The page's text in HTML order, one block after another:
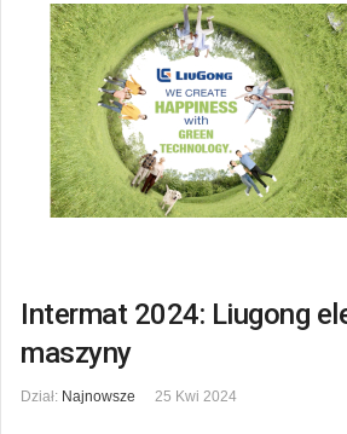
Intermat 2024: Liugong
maszyny
Dział: Najnowsze 25 Kwi 2024